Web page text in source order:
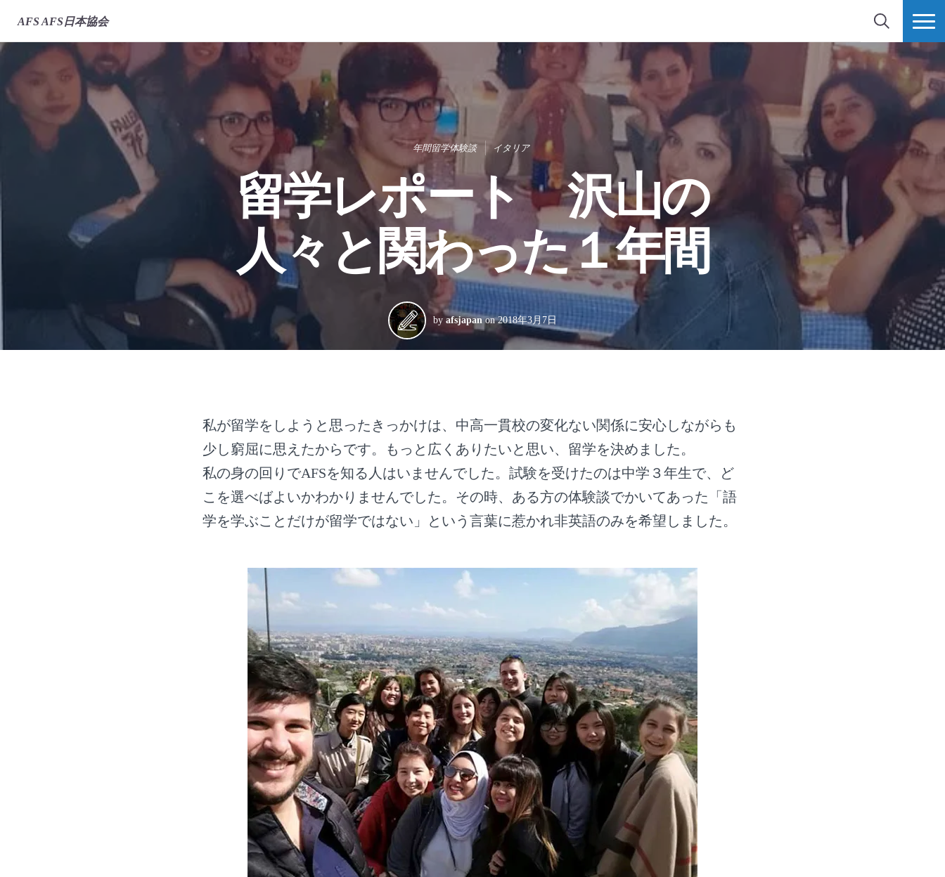
AFS AFS日本協会
検索 MORE
年間留学体験談 イタリア
留学レポート 沢山の
人々と関わった１年間
by afsjapan on2018年3月7日
私が留学をしようと思ったきっかけは、中高一貫校の変化ない関係に安心しながらも
少し窮屈に思えたからです。もっと広くありたいと思い、留学を決めました。
私の身の回りでAFSを知る人はいませんでした。試験を受けたのは中学３年生で、ど
こを選べばよいかわかりませんでした。その時、ある方の体験談でかいてあった「語
学を学ぶことだけが留学ではない」という言葉に惹かれ非英語のみを希望しました。